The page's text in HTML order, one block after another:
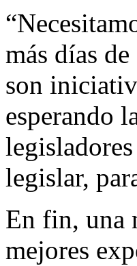
más días
son
esperando
legislar,
En fin, una
mejores